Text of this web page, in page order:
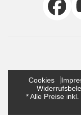
Cookies
* Alle Preise